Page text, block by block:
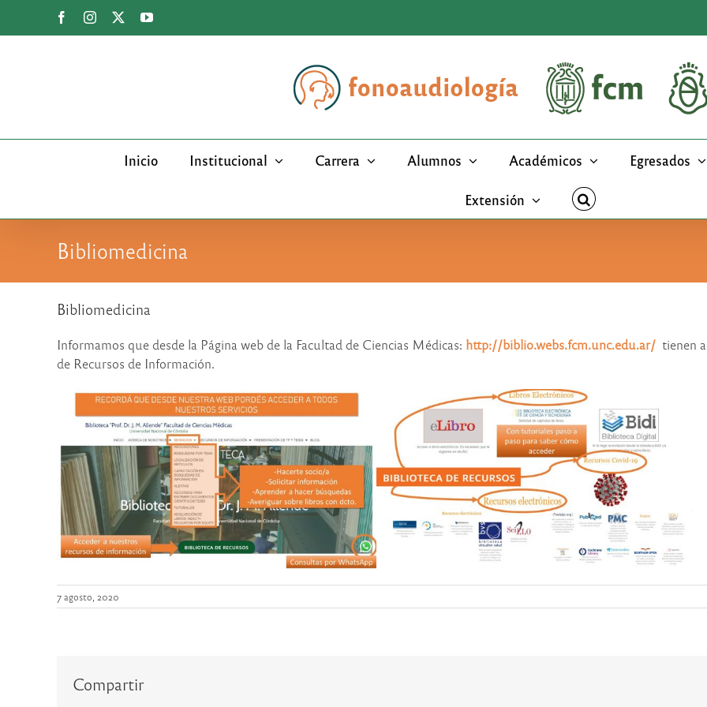
FacebookInstagram YouTube
Inicio Institucional Carrera Alumnos Académicos Egresados
Extensión
Bibliomedicina
Bibliomedicina
Informamos que desde la Página web de la Facultad de Ciencias Médicas: http://biblio.webs.fcm.unc.edu.ar/ tienen
de Recursos de Información.
7 agosto, 2020
Compartir